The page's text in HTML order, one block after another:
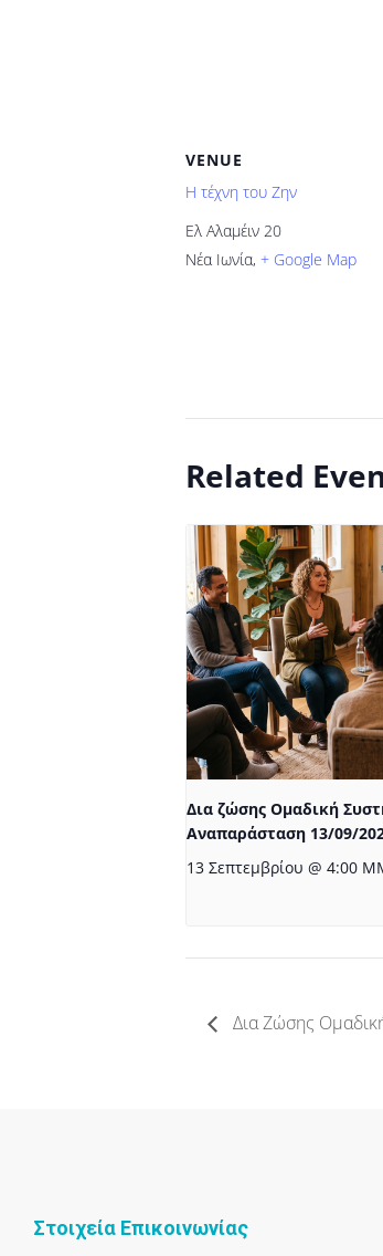
VENUE
H τέχνη του Ζην
Ελ Αλαμέιν 20
Νέα Ιωνία, + Google Map
Related
Δια ζώσης Ομαδική
Αναπαράσταση 13/09/
13 Σεπτεμβρίου @ 4:00
Δια Ζώσης
Στοιχεία Επικοινωνίας